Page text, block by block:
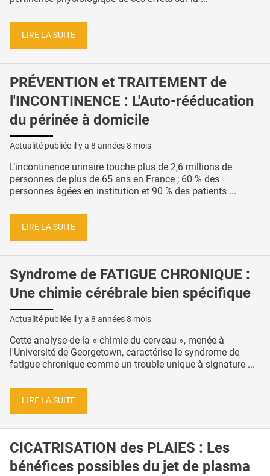
LIRE LA SUITE
PRÉVENTION et TRAITEMENT de
l'INCONTINENCE : L'Auto-rééducation
du périnée à domicile
Actualité publiée il y a 8 années 8 mois
L’incontinence urinaire touche plus de 2,6 millions de
personnes de plus de 65 ans en France ; 60 % des
personnes âgées en institution et 90 % des patients ...
LIRE LA SUITE
Syndrome de FATIGUE CHRONIQUE :
Une chimie cérébrale bien spécifique
Actualité publiée il y a 8 années 8 mois
Cette analyse de la « chimie du cerveau », menée à
l'Université de Georgetown, caractérise le syndrome de
fatigue chronique comme un trouble unique à signature ...
LIRE LA SUITE
CICATRISATION des PLAIES : Les
bénéfices possibles du jet de plasma